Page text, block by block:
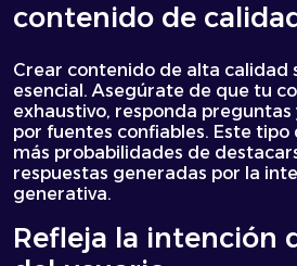
contenido de
Crear contenido de alta calidad
esencial. Asegúrate de que tu
exhaustivo, responda
por fuentes confiables. Este
más probabilidades de
respuestas generadas por la
generativa.
Refleja la intención